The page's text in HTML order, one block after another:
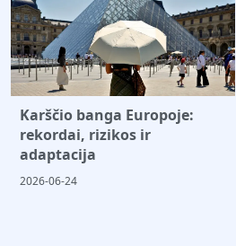
Karščio banga Europoje:
rekordai, rizikos ir
adaptacija
2026-06-24